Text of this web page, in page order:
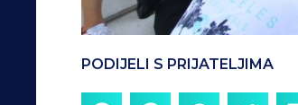
PODIJELI S PRIJATELJIMA